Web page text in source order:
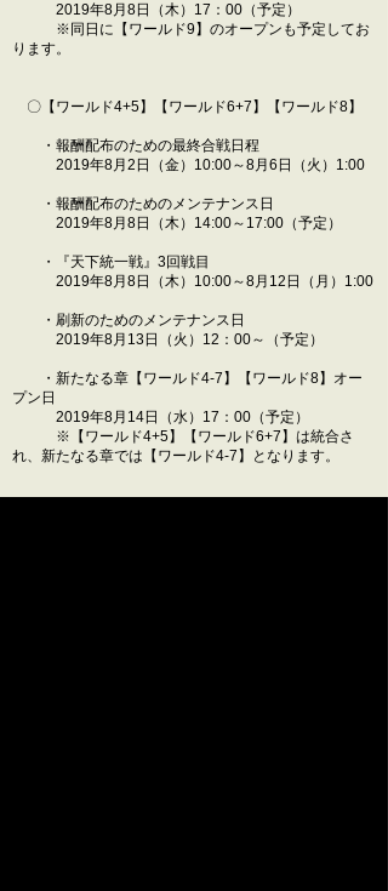
2019年8月8日（木）17：00（予定）
※同日に【ワールド9】のオープンも予定してお
ります。
〇【ワールド4+5】【ワールド6+7】【ワールド8】
・報酬配布のための最終合戦日程
2019年8月2日（金）10:00～8月6日（火）1:00
・報酬配布のためのメンテナンス日
2019年8月8日（木）14:00～17:00（予定）
・『天下統一戦』3回戦目
2019年8月8日（木）10:00～8月12日（月）1:00
・刷新のためのメンテナンス日
2019年8月13日（火）12：00～（予定）
・新たなる章【ワールド4-7】【ワールド8】オー
プン日
2019年8月14日（水）17：00（予定）
※【ワールド4+5】【ワールド6+7】は統合さ
れ、新たなる章では【ワールド4-7】となります。